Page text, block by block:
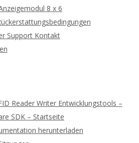
8 x 6
Support Kontakt
Reader Writer Entwicklungstools –
SDK – Startseite
herunterladen